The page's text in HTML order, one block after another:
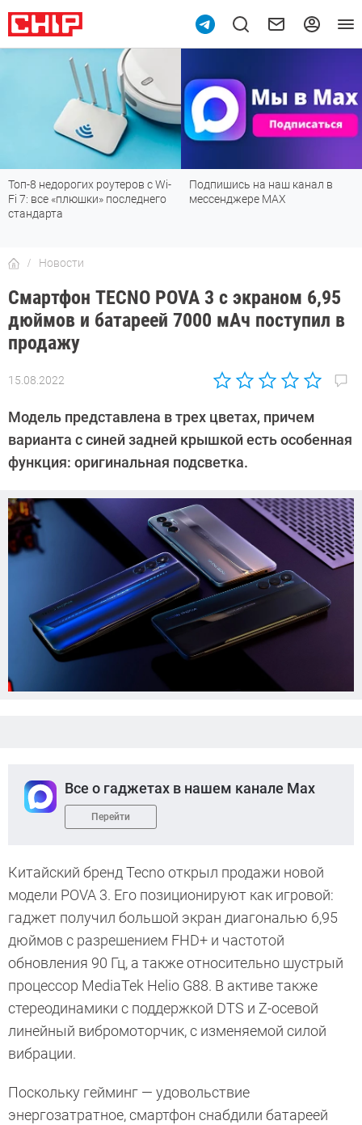
Топ-8 недорогих роутеров с Wi-
Fi 7: все «плюшки» последнего
стандарта
Подпишись на наш канал в
мессенджере МАХ
Новости
Смартфон TECNO POVA 3 с экраном 6,95
дюймов и батареей 7000 мАч поступил в
продажу
15.08.2022
Автор:
Модель представлена в трех цветах, причем
варианта с синей задней крышкой есть особенная
функция: оригинальная подсветка.
Все о гаджетах в нашем канале Max
Перейти
Китайский бренд Tecno открыл продажи новой
модели POVA 3. Его позиционируют как игровой:
гаджет получил большой экран диагональю 6,95
дюймов с разрешением FHD+ и частотой
обновления 90 Гц, а также относительно шустрый
процессор MediaTek Helio G88. В активе также
стереодинамики с поддержкой DTS и Z-осевой
линейный вибромоторчик, с изменяемой силой
вибрации.
Поскольку гейминг — удовольствие
энергозатратное, смартфон снабдили батареей